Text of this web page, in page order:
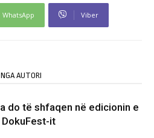
WhatsApp Viber
AUTORI
do të shfaqen në edicionin e
it